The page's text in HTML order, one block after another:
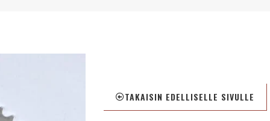
TAKAISIN EDELLISELLE SIVULLE